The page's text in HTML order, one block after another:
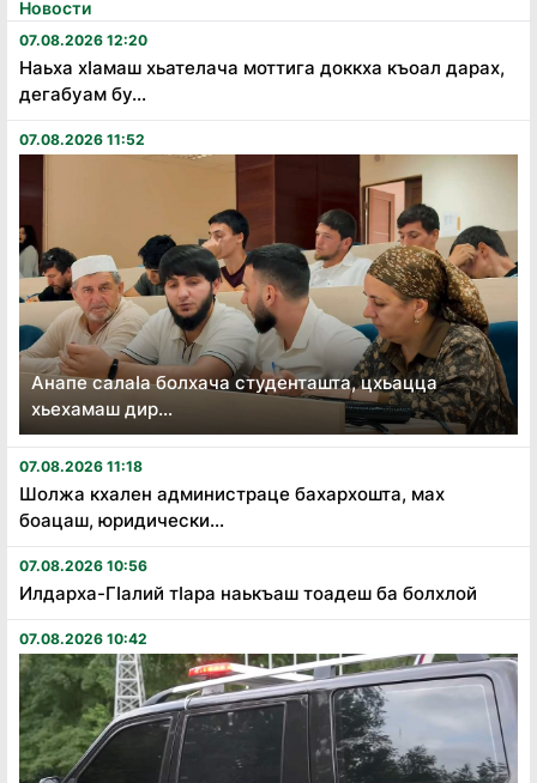
Новости
07.08.2026 12:20
Наьха хӏамаш хьателача моттига доккха къоал дарах,
дегабуам бу...
07.08.2026 11:52
Анапе салаӏа болхача студенташта, цхьацца
хьехамаш дир...
07.08.2026 11:18
Шолжа кхален администраце бахархошта, мах
боацаш, юридически...
07.08.2026 10:56
Илдарха-Гӏалий тӏара наькъаш тоадеш ба болхлой
07.08.2026 10:42